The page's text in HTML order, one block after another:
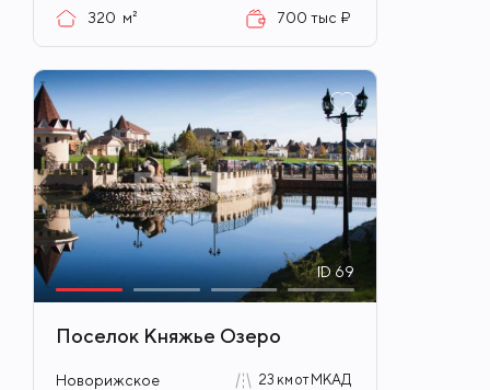
320 м² 700 тыс ₽
ID 69
Поселок Княжье Озеро
Новорижское 23 км от МКАД